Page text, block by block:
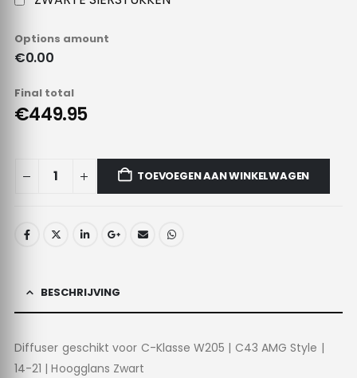
Options amount
€0.00
Final total
€449.95
TOEVOEGEN AAN WINKELWAGEN
BESCHRIJVING
Diffuser geschikt voor C-Klasse W205 | C43 AMG Style |
14-21 | Hoogglans Zwart